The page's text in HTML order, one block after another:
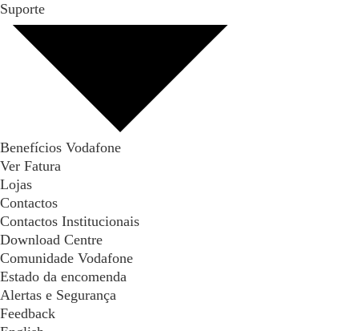
Suporte
Benefícios Vodafone
Ver Fatura
Lojas
Contactos
Contactos Institucionais
Download Centre
Comunidade Vodafone
Estado da encomenda
Alertas e Segurança
Feedback